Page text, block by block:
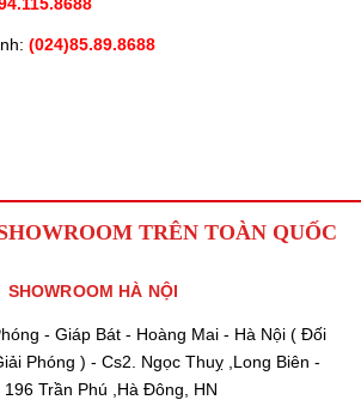
(024)85.89.8688
TRÊN TOÀN QUỐC
SHOWROOM HÀ NỘI
- Giáp Bát - Hoàng Mai - Hà Nội ( Đối
Phóng ) - Cs2. Ngọc Thuỵ ,Long Biên -
196 Trần Phú ,Hà Đông, HN